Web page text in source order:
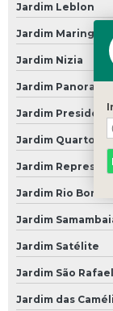
Suspensão para
Suspensão para
Suspensão para
Suspensão para
Suspensão
Suspensão
Suspensão
Troca de óleos
Troca de óleo a
Jardim Leblon
Jardim Maringá
Jardim Nizia
Jardim Panorama
Jardim
Jardim Quarto
Jardim Represa
Jardim Rio Bonito
Jardim
Jardim Satélite
Jardim São Rafael
Jardim das